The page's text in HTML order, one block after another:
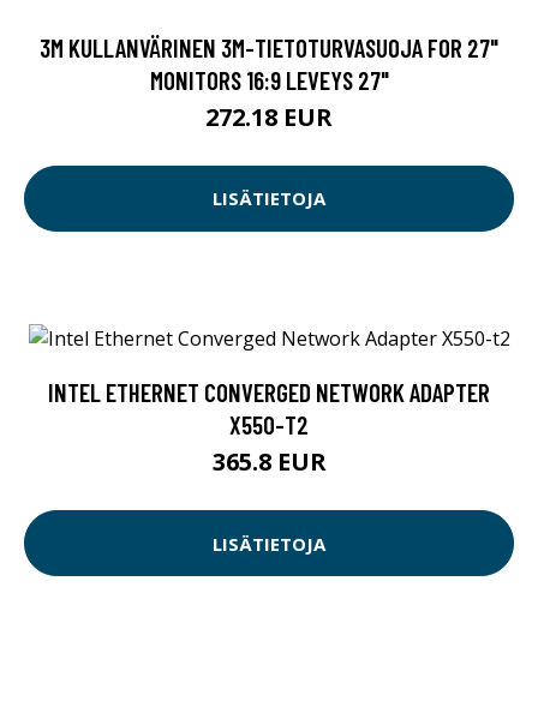
3M KULLANVÄRINEN 3M-TIETOTURVASUOJA FOR 27"
MONITORS 16:9 LEVEYS 27"
272.18 EUR
LISÄTIETOJA
INTEL ETHERNET CONVERGED NETWORK ADAPTER
X550-T2
365.8 EUR
LISÄTIETOJA